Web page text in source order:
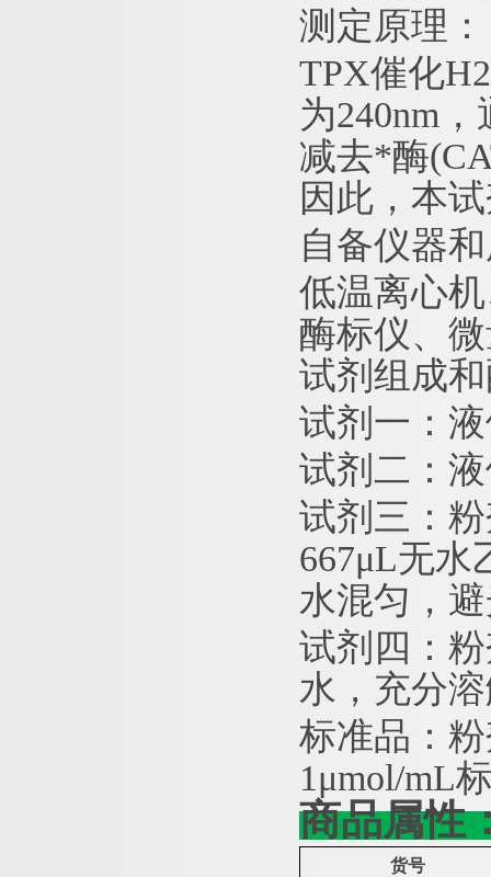
测定原理：
TPX催化
为240nm
减去*酶
因此，本
自备仪器
低温离心
酶标仪、
试剂组成
试剂一：
试剂二：
试剂三：
667μL无水
水混匀，
试剂四：
水，充分
标准品：
1μmol/mL
商品属性
货号